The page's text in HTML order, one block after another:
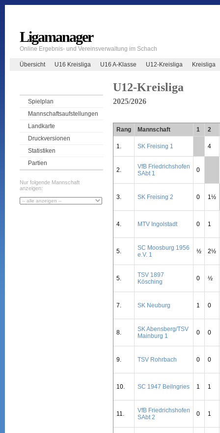
Ligamanager
Online Ergebnis- und Vereinsverwaltung im Schach
Übersicht U16 Kreisliga U16 A-Klasse U12-Kreisliga Kreisliga
Spielplan
Mannschaftsaufstellungen
Landkarte
Druckversionen
Statistiken
Partien
Nur folgende Mannschaft
anzeigen:
U12-Kreisliga
2025/2026
Rang Mannschaft 1 2
1. SK Freising 1 4
2.
VfB Friedrichshofen
SAbt 1
0
3. SK Freising 2 0 1½
4. MTV Ingolstadt 0 1
5.
SC Moosburg 1956
e.V. 1
½ 2½
5.
TSV 1897
Kösching
0 ½
7. SK Neuburg 1 0
8.
SK Abensberg/TSV
Mainburg 1
0 0
9. TSV Rohrbach 0 0
10. SC 1947 Beilngries 1 1
11.
VfB Friedrichshofen
SAbt 2
0 1